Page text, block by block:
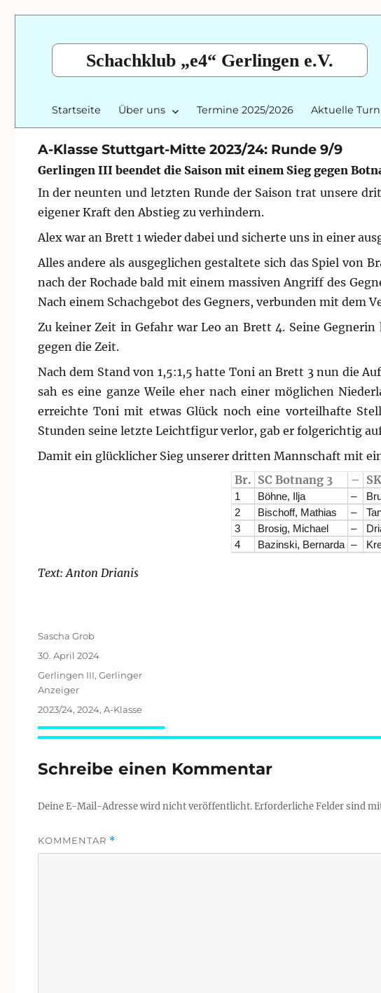
Schachklub „e4“ Gerlingen e.V.
Startseite Über uns Termine 2025/2026 Aktuelle
A-Klasse Stuttgart-Mitte 2023/24: Runde 9/9
Gerlingen III beendet die Saison mit einem Sieg gegen
In der neunten und letzten Runde der Saison trat unsere
eigener Kraft den Abstieg zu verhindern.
Alex war an Brett 1 wieder dabei und sicherte uns in einer
Alles andere als ausgeglichen gestaltete sich das Spiel von
nach der Rochade bald mit einem massiven Angriff des
Nach einem Schachgebot des Gegners, verbunden mit dem
Zu keiner Zeit in Gefahr war Leo an Brett 4. Seine
gegen die Zeit.
Nach dem Stand von 1,5:1,5 hatte Toni an Brett 3 nun die
sah es eine ganze Weile eher nach einer möglichen
erreichte Toni mit etwas Glück noch eine vorteilhafte
Stunden seine letzte Leichtfigur verlor, gab er folgerichtig
Damit ein glücklicher Sieg unserer dritten Mannschaft mit
Br. SC Botnang 3 –
1 Böhne, Ilja –
2
Bischoff, Mathias –
3
Brosig, Michael –
4
Bazinski, Bernarda –
Text: Anton Drianis
Autor
Sascha Grob
Veröffentlicht
am
30. April 2024
Kategorien
Gerlingen III, Gerlinger
Anzeiger
Schlagwörter
2023/24, 2024, A-Klasse
Schreibe einen Kommentar
Deine E-Mail-Adresse wird nicht veröffentlicht. Erforderliche Felder sind
KOMMENTAR *